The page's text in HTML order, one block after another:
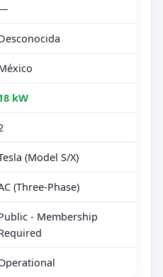
kW
(Model S/X)
(Three-Phase)
- Membership